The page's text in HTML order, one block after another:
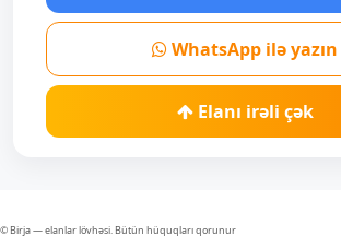
WhatsApp ilə yazın
Elanı irəli çək
© Birja — elanlar lövhəsi. Bütün hüquqları qorunur